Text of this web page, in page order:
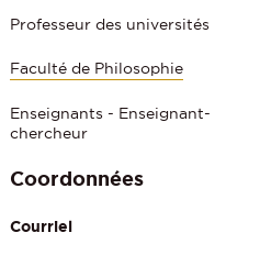
Professeur des universités
Faculté de Philosophie
Enseignants - Enseignant-
chercheur
Coordonnées
Courriel